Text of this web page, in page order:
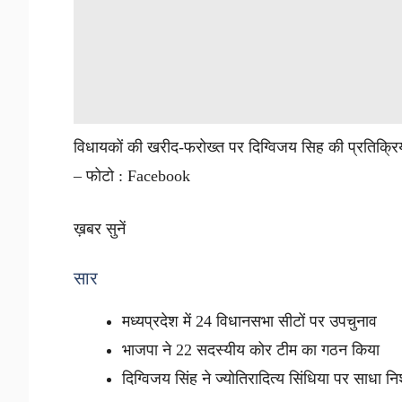
विधायकों की खरीद-फरोख्त पर दिग्विजय सिह की
– फोटो : Facebook
ख़बर सुनें
सार
मध्यप्रदेश में 24 विधानसभा सीटों पर उपचुनाव
भाजपा ने 22 सदस्यीय कोर टीम का गठन किया
दिग्विजय सिंह ने ज्योतिरादित्य सिंधिया पर साधा